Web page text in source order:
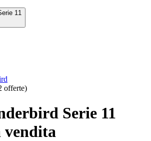
11
offerte)
Serie 11
vendita